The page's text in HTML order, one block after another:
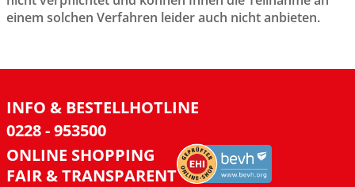
einem solchen Verfahren leider auch nicht anbieten.
INFO & BESTELLHOTLINE
0228 - 953500
ONLINE SHOPPING
FAIR & TRANSPARENT